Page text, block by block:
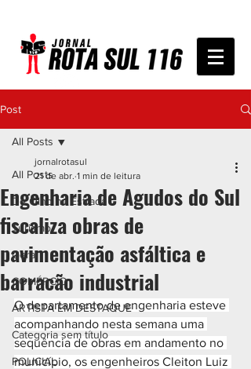
Post
All Posts
De Olho na Estrada
Turismo
Geral
COMÉRCIO
ARTISTA EM DESTAQUE
Categoria sem título
POLICIAL
All Posts
Engenharia de Agudos do Sul
fiscaliza obras de
pavimentação asfáltica e
barracão industrial
jornalrotasul
21 de abr. 1 min de leitura
O departamento de engenharia esteve
acompanhando nesta semana uma
sequência de obras em andamento no
município, os engenheiros Cleiton Luiz